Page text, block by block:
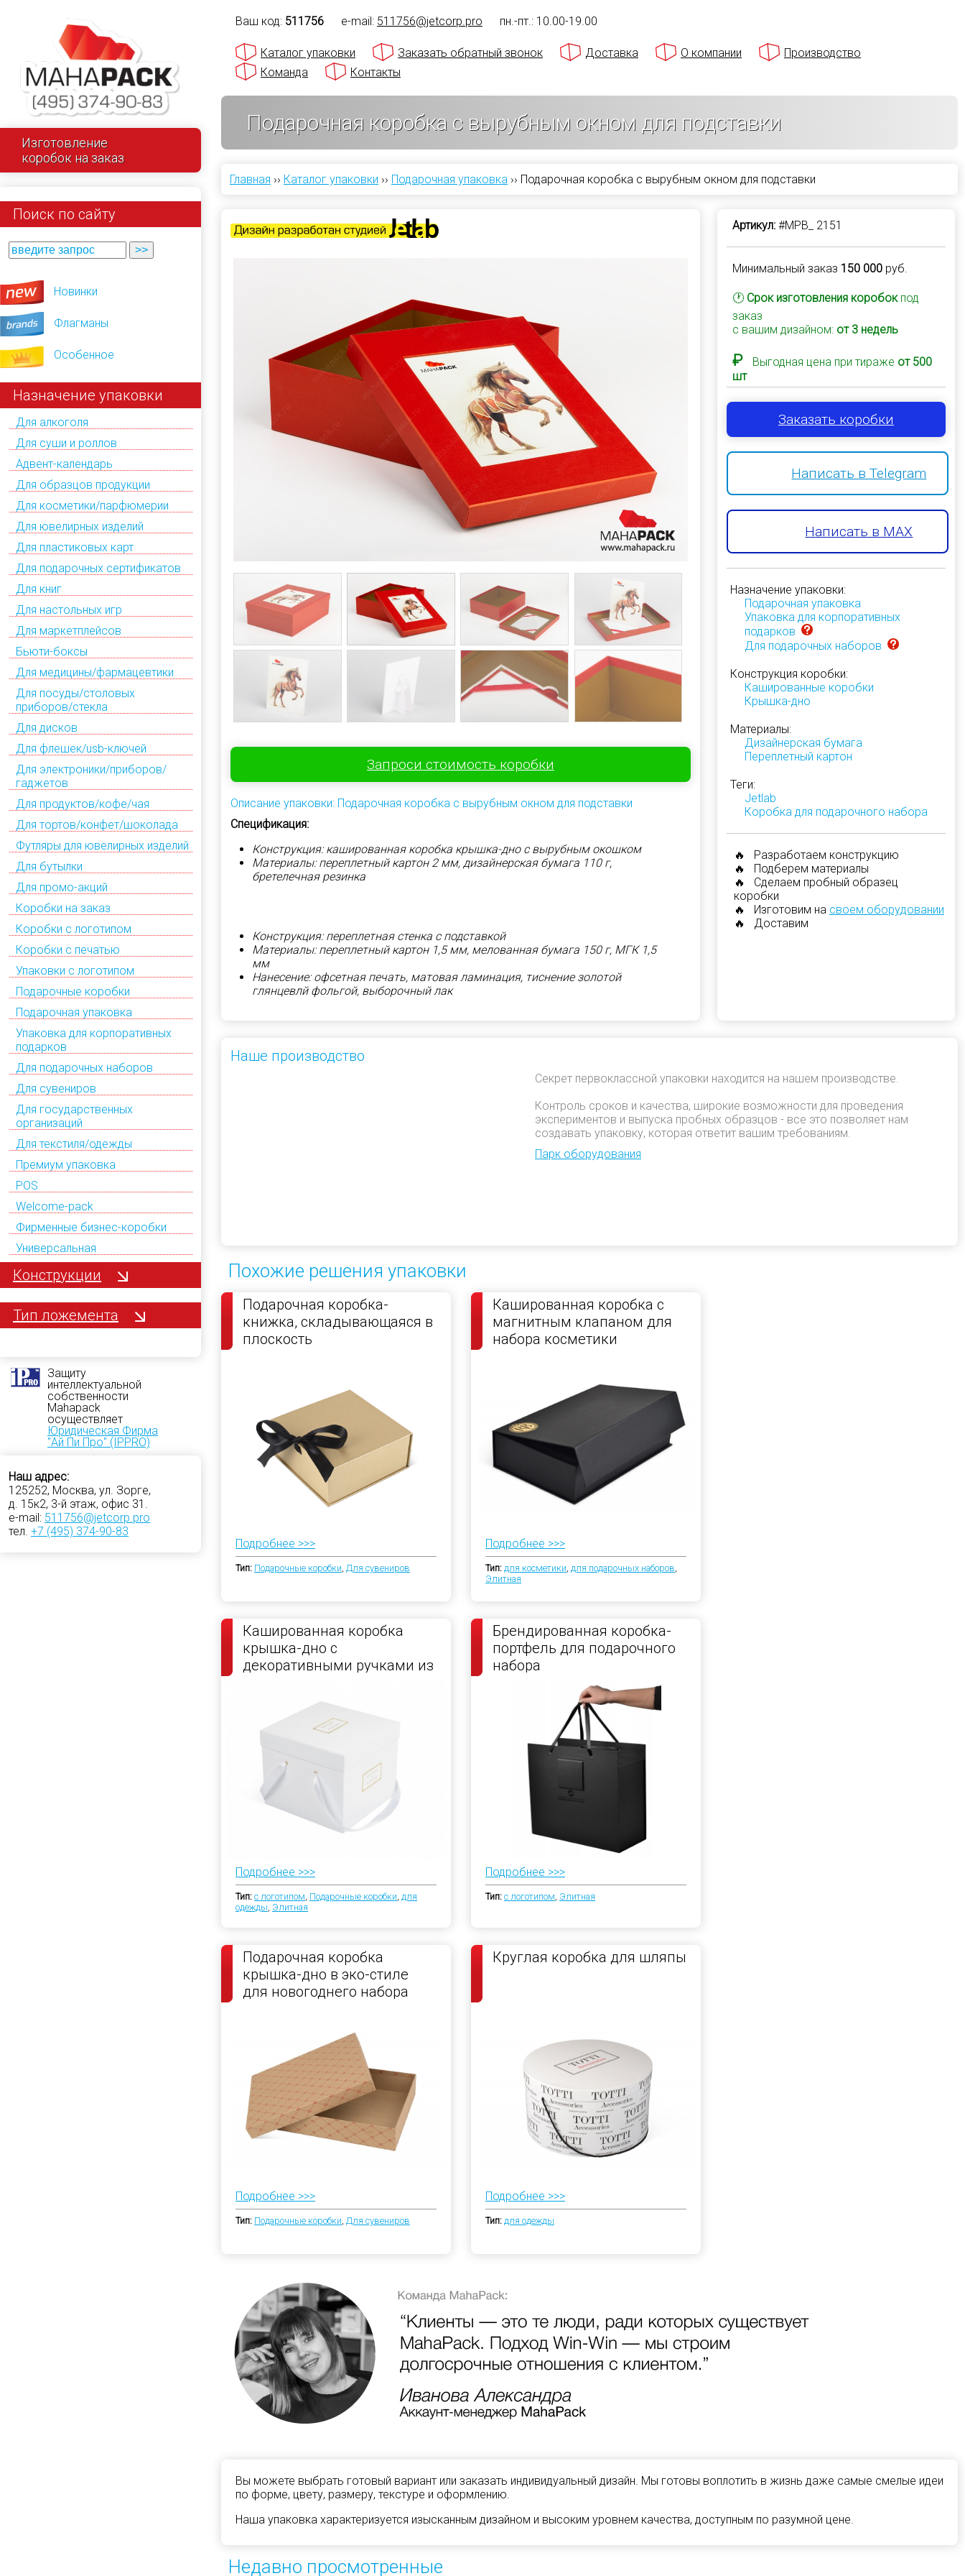
Изготовление
коробок на заказ
Поиск по сайту
Новинки
Флагманы
Особенное
Назначение упаковки
Для алкоголя
Для суши и роллов
Адвент-календарь
Для образцов продукции
Для косметики/парфюмерии
Для ювелирных изделий
Для пластиковых карт
Для подарочных сертификатов
Для книг
Для настольных игр
Для маркетплейсов
Бьюти-боксы
Для медицины/фармацевтики
Для посуды/столовых
приборов/стекла
Для дисков
Для флешек/usb-ключей
Для электроники/приборов/
гаджетов
Для продуктов/кофе/чая
Для тортов/конфет/шоколада
Футляры для ювелирных изделий
Для бутылки
Для промо-акций
Коробки на заказ
Коробки с логотипом
Коробки с печатью
Упаковки с логотипом
Подарочные коробки
Подарочная упаковка
Упаковка для корпоративных
подарков
Для подарочных наборов
Для сувениров
Для государственных
организаций
Для текстиля/одежды
Премиум упаковка
POS
Welcome-pack
Фирменные бизнес-коробки
Универсальная
Конструкции
Тип ложемента
Защиту
интеллектуальной
собственности
Mahapack
осуществляет
Юридическая Фирма
"Ай Пи Про" (IPPRO)
Наш адрес:
125252, Москва, ул. Зорге,
д. 15к2, 3-й этаж, офис 31.
e-mail: 511756@jetcorp.pro
тел. +7 (495) 374-90-83
Ваш код: 511756 e-mail: 511756@jetcorp.pro пн.-пт.: 10.00-19.00
Каталог упаковки Заказать обратный звонок Доставка О компании
Производство
Команда
Контакты
Подарочная коробка с вырубным окном для подставки
Главная ›› Каталог упаковки ›› Подарочная упаковка ›› Подарочная коробка с вырубным окном для подставки
Запроси стоимость коробки
Описание упаковки: Подарочная коробка с вырубным окном для подставки
Спецификация:
Конструкция: кашированная коробка крышка-дно с вырубным окошком
Материалы: переплетный картон 2 мм, дизайнерская бумага 110 г,
бретелечная резинка
Конструкция: переплетная стенка с подставкой
Материалы: переплетный картон 1,5 мм, мелованная бумага 150 г, МГК 1,5
мм
Нанесение: офсетная печать, матовая ламинация, тиснение золотой
глянцевлй фольгой, выборочный лак
Артикул:#MPB_ 2151
Минимальный заказ 150 000руб.
🕐 Срок изготовления коробокпод
заказ
с вашим дизайном: от 3 недель
₽ Выгодная цена при тираже от 500
шт
Заказать коробки
Написать в Telegram
Написать в MAX
Назначение упаковки:
Подарочная упаковка
Упаковка для корпоративных
подарков
Для подарочных наборов
Конструкция коробки:
Кашированные коробки
Крышка-дно
Материалы:
Дизайнерская бумага
Переплетный картон
Теги:
Jetlab
Коробка для подарочного набора
🔥 Разработаем конструкцию
🔥 Подберем материалы
🔥 Сделаем пробный образец
коробки
🔥 Изготовим на своем оборудовании
🔥 Доставим
Наше производство
Секрет первоклассной упаковки находится на нашем производстве.
Контроль сроков и качества, широкие возможности для проведения
экспериментов и выпуска пробных образцов - все это позволяет нам
создавать упаковку, которая ответит вашим требованиям.
Парк оборудования
Похожие решения упаковки
Подарочная коробка-
книжка, складывающаяся в
плоскость
Подробнее >>>
Тип: Подарочные коробки, Для сувениров
Кашированная коробка с
магнитным клапаном для
набора косметики
Подробнее >>>
Тип: для косметики, для подарочных наборов,
Элитная
Кашированная коробка
крышка-дно с
декоративными ручками из
Подробнее >>>
Тип: с логотипом, Подарочные коробки, для
одежды, Элитная
Брендированная коробка-
портфель для подарочного
набора
Подробнее >>>
Тип: с логотипом, Элитная
Подарочная коробка
крышка-дно в эко-стиле
для новогоднего набора
Подробнее >>>
Тип: Подарочные коробки, Для сувениров
Круглая коробка для шляпы
Подробнее >>>
Тип: для одежды
Вы можете выбрать готовый вариант или заказать индивидуальный дизайн. Мы готовы воплотить в жизнь даже самые смелые идеи
по форме, цвету, размеру, текстуре и оформлению.
Наша упаковка характеризуется изысканным дизайном и высоким уровнем качества, доступным по разумной цене.
Недавно просмотренные